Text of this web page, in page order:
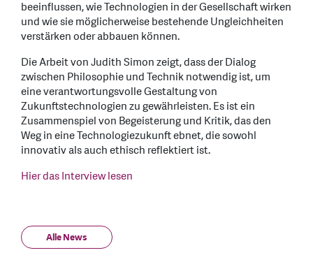
beeinflussen, wie Technologien in der Gesellschaft wirken
und wie sie möglicherweise bestehende Ungleichheiten
verstärken oder abbauen können.
Die Arbeit von Judith Simon zeigt, dass der Dialog
zwischen Philosophie und Technik notwendig ist, um
eine verantwortungsvolle Gestaltung von
Zukunftstechnologien zu gewährleisten. Es ist ein
Zusammenspiel von Begeisterung und Kritik, das den
Weg in eine Technologiezukunft ebnet, die sowohl
innovativ als auch ethisch reflektiert ist.
Hier das Interview lesen
Alle News